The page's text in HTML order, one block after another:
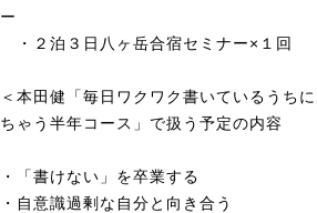
ー
・２泊３日八ヶ岳合宿セミナー×１回
＜本田健「毎日ワクワク書いているうち
ちゃう半年コース」で扱う予定の内容
・「書けない」を卒業する
・自意識過剰な自分と向き合う